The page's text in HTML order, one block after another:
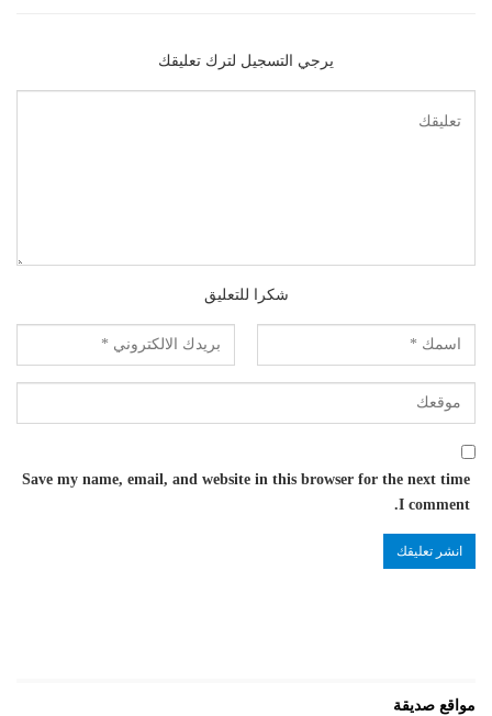
يرجي التسجيل لترك تعليقك
شكرا للتعليق
Save my name, email, and website in this browser for the next time
I comment.
مواقع صديقة